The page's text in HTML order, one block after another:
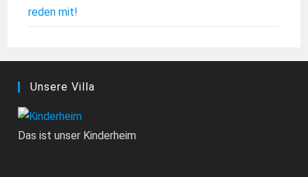
reden mit!
Unsere Villa
Das ist unser Kinderheim